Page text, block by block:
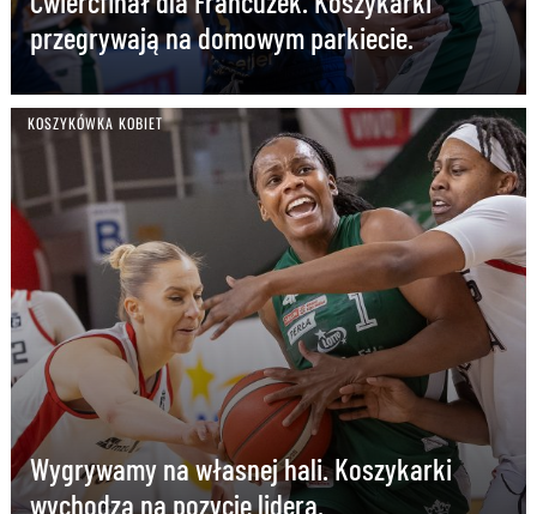
przegrywają na domowym parkiecie.
KOSZYKÓWKA KOBIET
Wygrywamy na własnej hali. Koszykarki
wychodzą na pozycję lidera.